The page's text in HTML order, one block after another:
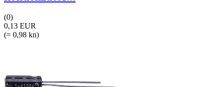
(0)
0,13 EUR
(= 0,98 kn)